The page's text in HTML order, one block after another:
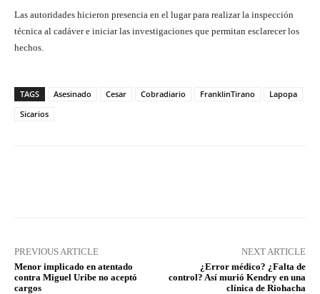
Las autoridades hicieron presencia en el lugar para realizar la inspección
técnica al cadáver e iniciar las investigaciones que permitan esclarecer los
hechos.
TAGS Asesinado Cesar Cobradiario FranklinTirano
Lapopa
Sicarios
PREVIOUS ARTICLE
Menor implicado en atentado
contra Miguel Uribe no aceptó
cargos
NEXT ARTICLE
¿Error médico? ¿Falta de
control? Así murió Kendry en una
clínica de Riohacha